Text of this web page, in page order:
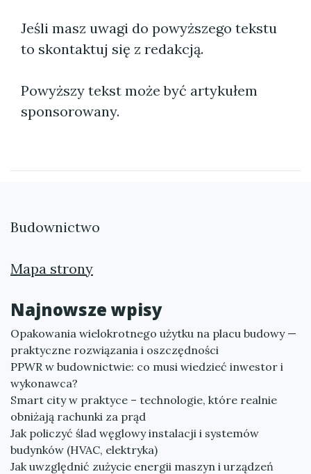
Jeśli masz uwagi do powyższego tekstu
to skontaktuj się z redakcją.
Powyższy tekst może być artykułem
sponsorowany.
Budownictwo
Mapa strony
Najnowsze wpisy
Opakowania wielokrotnego użytku na placu budowy —
praktyczne rozwiązania i oszczędności
PPWR w budownictwie: co musi wiedzieć inwestor i
wykonawca?
Smart city w praktyce – technologie, które realnie
obniżają rachunki za prąd
Jak policzyć ślad węglowy instalacji i systemów
budynków (HVAC, elektryka)
Jak uwzględnić zużycie energii maszyn i urządzeń